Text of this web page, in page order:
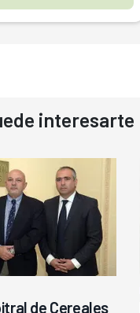
interesarte
de Cereales